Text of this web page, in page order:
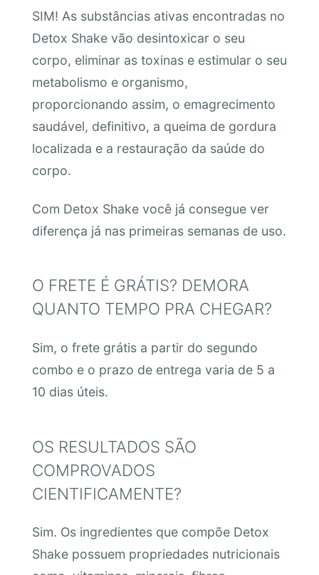
SIM! As substâncias ativas encontradas no
Detox Shake vão desintoxicar o seu
corpo, eliminar as toxinas e estimular o seu
metabolismo e organismo,
proporcionando assim, o emagrecimento
saudável, definitivo, a queima de gordura
localizada e a restauração da saúde do
corpo.
Com Detox Shake você já consegue ver
diferença já nas primeiras semanas de uso.
O FRETE É GRÁTIS? DEMORA
QUANTO TEMPO PRA CHEGAR?
Sim, o frete grátis a partir do segundo
combo e o prazo de entrega varia de 5 a
10 dias úteis.
OS RESULTADOS SÃO
COMPROVADOS
CIENTIFICAMENTE?
Sim. Os ingredientes que compõe Detox
Shake possuem propriedades nutricionais